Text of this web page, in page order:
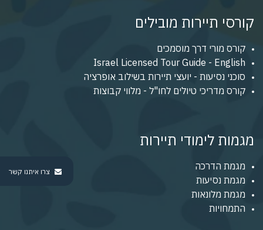
צרו איתנו קשר
קורסי תיירות מובילים
קורס מורי דרך מוסמכים
Israel Licensed Tour Guide - English
סוכני נסיעות - יועצי תיירות בשילוב אופרציה
קורס מדריכי טיולים לחו"ל - מלווי קבוצות
מגמות לימודי תיירות
מגמת הדרכה
מגמת נסיעות
מגמת מלונאות
התמחויות